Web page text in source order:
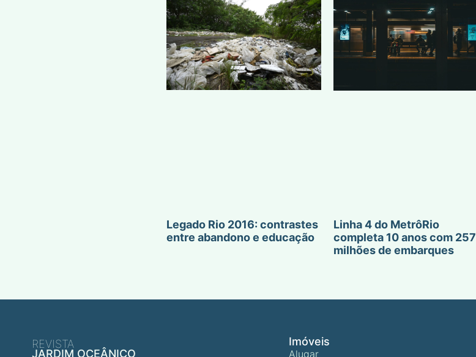
Legado Rio 2016: contrastes
entre abandono e educação
Linha 4 do MetrôRio
completa 10 anos com 257
milhões de embarques
REVISTA
JARDIM OCEÂNICO
Imóveis
Alugar